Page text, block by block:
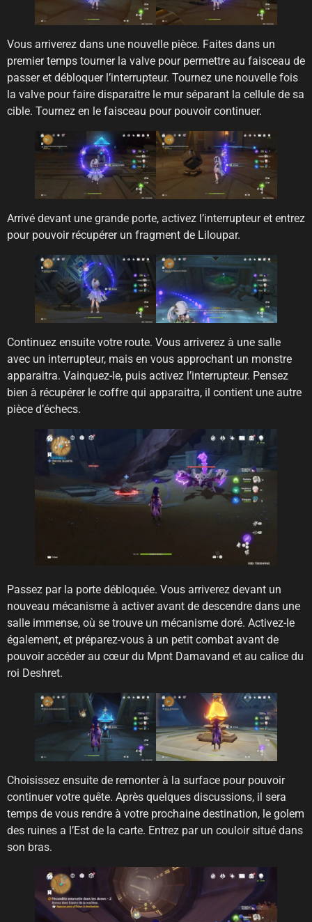
Vous arriverez dans une nouvelle pièce. Faites dans un
premier temps tourner la valve pour permettre au faisceau de
passer et débloquer l’interrupteur. Tournez une nouvelle fois
la valve pour faire disparaitre le mur séparant la cellule de sa
cible. Tournez en le faisceau pour pouvoir continuer.
Arrivé devant une grande porte, activez l’interrupteur et entrez
pour pouvoir récupérer un fragment de Liloupar.
Continuez ensuite votre route. Vous arriverez à une salle
avec un interrupteur, mais en vous approchant un monstre
apparaitra. Vainquez-le, puis activez l’interrupteur. Pensez
bien à récupérer le coffre qui apparaitra, il contient une autre
pièce d’échecs.
Passez par la porte débloquée. Vous arriverez devant un
nouveau mécanisme à activer avant de descendre dans une
salle immense, où se trouve un mécanisme doré. Activez-le
également, et préparez-vous à un petit combat avant de
pouvoir accéder au cœur du Mpnt Damavand et au calice du
roi Deshret.
Choisissez ensuite de remonter à la surface pour pouvoir
continuer votre quête. Après quelques discussions, il sera
temps de vous rendre à votre prochaine destination, le golem
des ruines a l’Est de la carte. Entrez par un couloir situé dans
son bras.